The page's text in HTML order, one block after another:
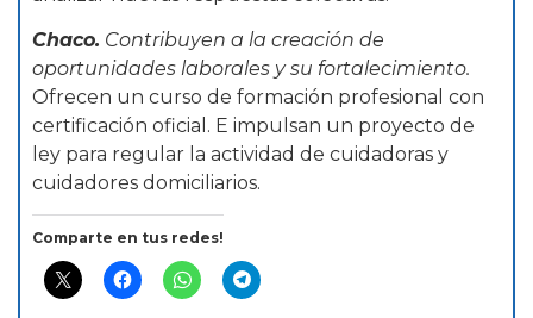
Chaco. Contribuyen a la creación de
oportunidades laborales y su fortalecimiento.
Ofrecen un curso de formación profesional con
certificación oficial. E impulsan un proyecto de
ley para regular la actividad de cuidadoras y
cuidadores domiciliarios.
Comparte en tus redes!